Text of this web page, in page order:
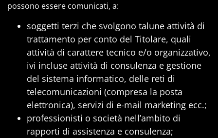
possono essere comunicati, a:
soggetti terzi che svolgono talune attività di
trattamento per conto del Titolare, quali
attività di carattere tecnico e/o organizzativo,
ivi incluse attività di consulenza e gestione
del sistema informatico, delle reti di
telecomunicazioni (compresa la posta
elettronica), servizi di e-mail marketing ecc.;
professionisti o società nell’ambito di
rapporti di assistenza e consulenza;